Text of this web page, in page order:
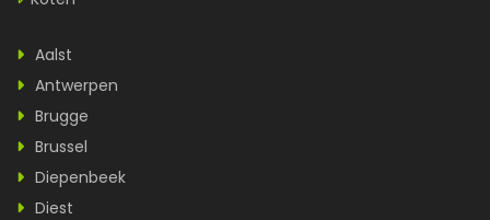
Aalst
Antwerpen
Brugge
Brussel
Diepenbeek
Diest